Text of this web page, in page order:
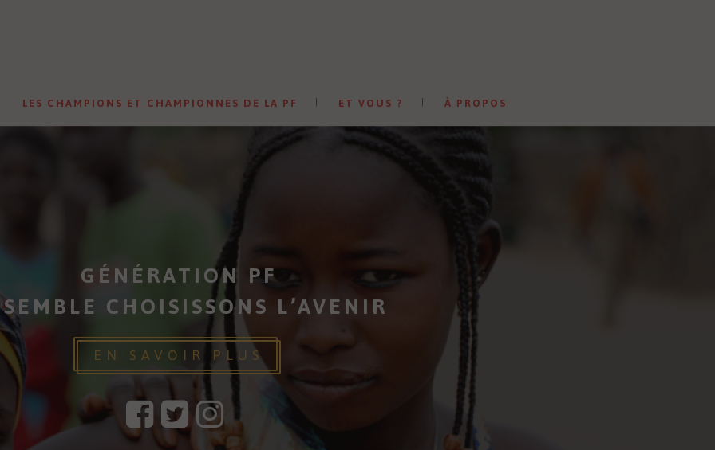
LES CHAMPIONS ET CHAMPIONNES DE LA PF ET VOUS ? À PROPOS
GÉNÉRATION PF
CHOISISSONS L’AVENIR
EN SAVOIR PLUS